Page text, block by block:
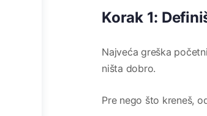
Korak 1:
Najveća greška
ništa dobro.
Pre nego što kreneš,